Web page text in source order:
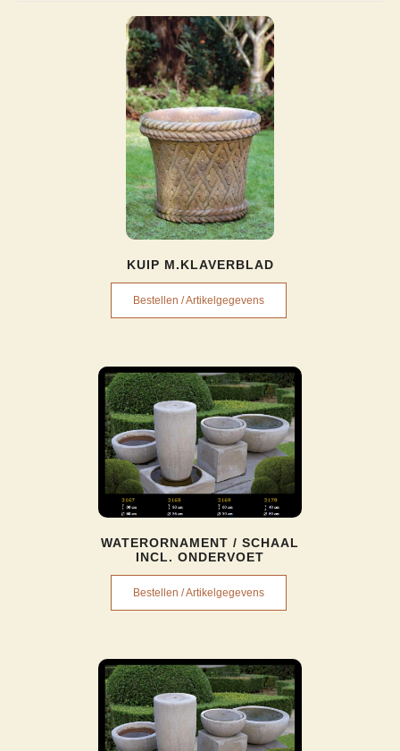
KUIP M.KLAVERBLAD
Bestellen / Artikelgegevens
WATERORNAMENT / SCHAAL
INCL. ONDERVOET
Bestellen / Artikelgegevens